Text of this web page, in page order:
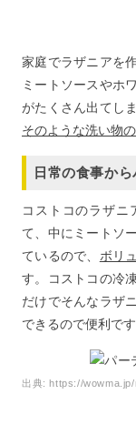
家庭でラザニアを
ミートソースやホ
がたくさん出てし
そのような洗い物
日常の食事か
コストコのラザニ
て、中にミートソ
ているので、 ボリ
す。コストコの冷
だけでそんなラザ
できるので便利です
出典:https://